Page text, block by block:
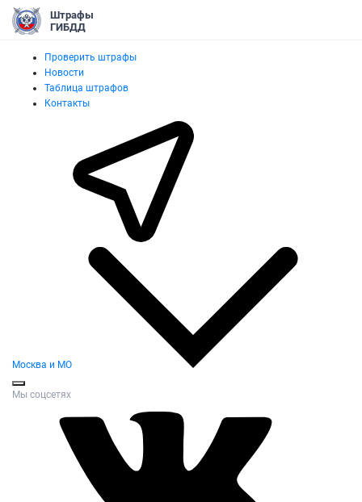
Штрафы
ГИБДД
Проверить штрафы
Новости
Таблица штрафов
Контакты
Москва и МО
Мы соцсетях